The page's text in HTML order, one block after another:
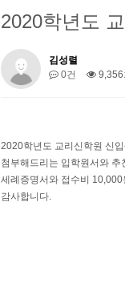
2020학년도
김성렬
0건
9,356
2020학년도 교리신학원 신
첨부해드리는 입학원서와 추
세례증명서와 접수비
감사합니다.